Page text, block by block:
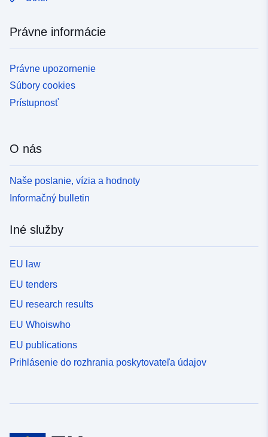
Právne informácie
Právne upozornenie
Súbory cookies
Prístupnosť
O nás
Naše poslanie, vízia a hodnoty
Informačný bulletin
Iné služby
EU law
EU tenders
EU research results
EU Whoiswho
EU publications
Prihlásenie do rozhrania poskytovateľa údajov